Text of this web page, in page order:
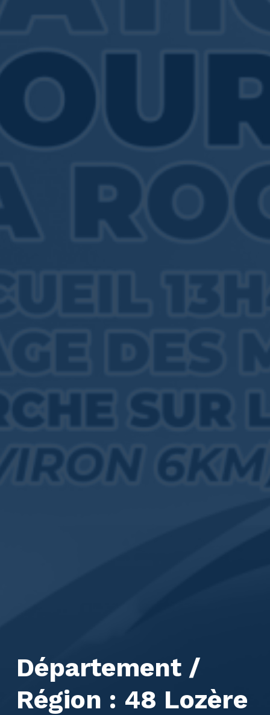
Département /
Région : 48 Lozère